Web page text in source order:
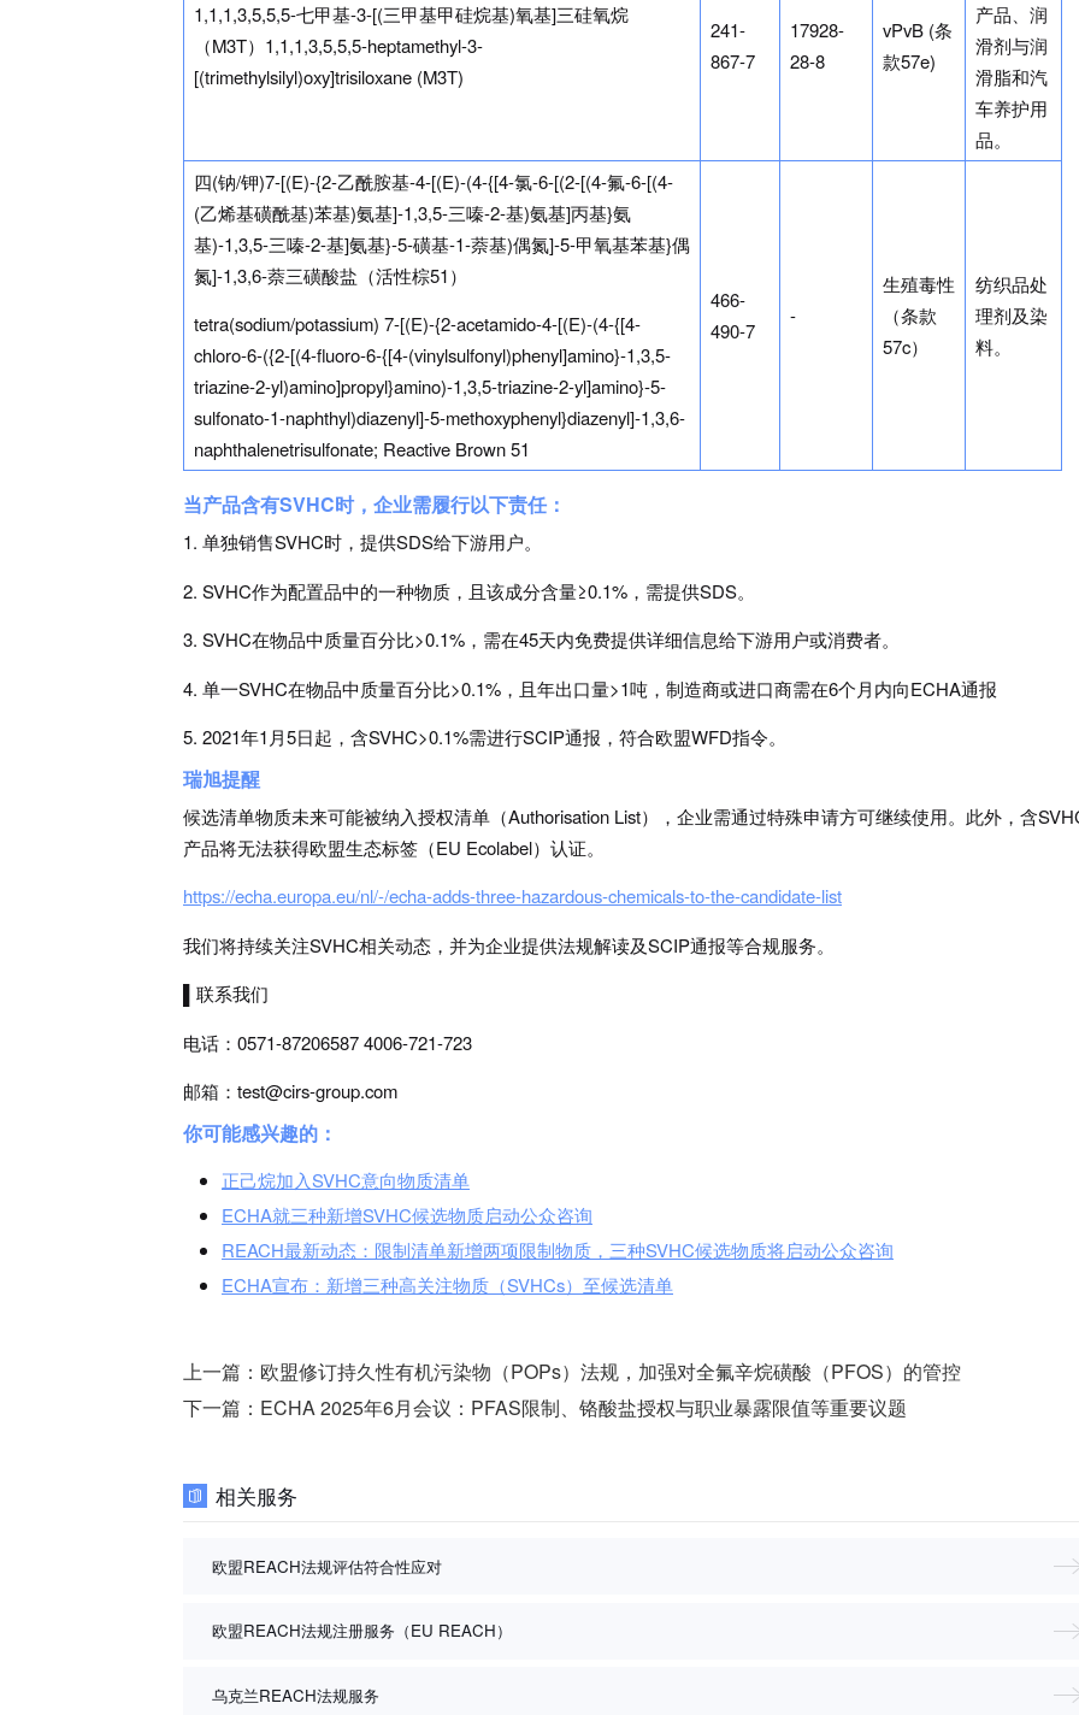
1,1,1,3,5,5,5-七甲基-3-[(三甲基甲硅烷基)氧基]三硅氧烷
（M3T）1,1,1,3,5,5,5-heptamethyl-3-
[(trimethylsilyl)oxy]trisiloxane (M3T)
241-
867-7
17928-
28-8
vPvB (条
款57e)
产品、润
滑剂与润
滑脂和汽
车养护用
品。
四(钠/钾)7-[(E)-{2-乙酰胺基-4-[(E)-(4-{[4-氯-6-[(2-[(4-氟-6-[(4-
(乙烯基磺酰基)苯基)氨基]-1,3,5-三嗪-2-基)氨基]丙基}氨
基)-1,3,5-三嗪-2-基]氨基}-5-磺基-1-萘基)偶氮]-5-甲氧基苯基}偶
氮]-1,3,6-萘三磺酸盐（活性棕51）
tetra(sodium/potassium) 7-[(E)-{2-acetamido-4-[(E)-(4-{[4-
chloro-6-({2-[(4-fluoro-6-{[4-(vinylsulfonyl)phenyl]amino}-1,3,5-
triazine-2-yl)amino]propyl}amino)-1,3,5-triazine-2-yl]amino}-5-
sulfonato-1-naphthyl)diazenyl]-5-methoxyphenyl}diazenyl]-1,3,6-
naphthalenetrisulfonate; Reactive Brown 51
466-
490-7
-
生殖毒性
（条款
57c）
纺织品处
理剂及染
料。
当产品含有SVHC时，企业需履行以下责任：
1. 单独销售SVHC时，提供SDS给下游用户。
2. SVHC作为配置品中的一种物质，且该成分含量≥0.1%，需提供SDS。
3. SVHC在物品中质量百分比>0.1%，需在45天内免费提供详细信息给下游用户或消费者。
4. 单一SVHC在物品中质量百分比>0.1%，且年出口量>1吨，制造商或进口商需在6个月内向ECHA通报
5. 2021年1月5日起，含SVHC>0.1%需进行SCIP通报，符合欧盟WFD指令。
瑞旭提醒
候选清单物质未来可能被纳入授权清单（Authorisation List），企业需通过特殊申请方可继续使用。此外，含
产品将无法获得欧盟生态标签（EU Ecolabel）认证。
https://echa.europa.eu/nl/-/echa-adds-three-hazardous-chemicals-to-the-candidate-list
我们将持续关注SVHC相关动态，并为企业提供法规解读及SCIP通报等合规服务。
▌联系我们
电话：0571-87206587 4006-721-723
邮箱：test@cirs-group.com
你可能感兴趣的：
正己烷加入SVHC意向物质清单
ECHA就三种新增SVHC候选物质启动公众咨询
REACH最新动态：限制清单新增两项限制物质，三种SVHC候选物质将启动公众咨询
ECHA宣布：新增三种高关注物质（SVHCs）至候选清单
上一篇： 欧盟修订持久性有机污染物（POPs）法规，加强对全氟辛烷磺酸（PFOS）的管控
下一篇： ECHA 2025年6月会议：PFAS限制、铬酸盐授权与职业暴露限值等重要议题
相关服务
欧盟REACH法规评估符合性应对
欧盟REACH法规注册服务（EU REACH）
乌克兰REACH法规服务